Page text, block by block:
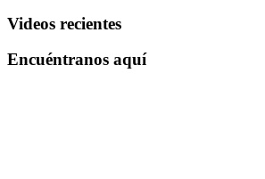
Videos recientes
Encuéntranos aquí